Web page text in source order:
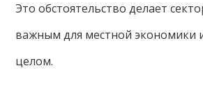
Это обстоятельство делает
важным для местной экономики
целом.